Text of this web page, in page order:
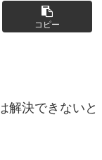
コピー
解決できないと